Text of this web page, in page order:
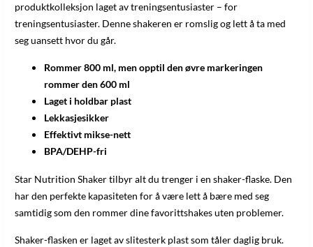
er nødvendig. Spesifikasjoner: Kapasitet: 800 ml, opptil 600 ml ved
den øvre markeringen BPA/DEHP-fri Testet for mattrygghet i
henhold til standard i USA / EU Mikro- og oppvaskmaskinsikker
produktkolleksjon laget av treningsentusiaster – for
treningsentusiaster. Denne shakeren er romslig og lett å ta med
seg uansett hvor du går.
Rommer 800 ml, men opptil den øvre markeringen
rommer den 600 ml
Laget i holdbar plast
Lekkasjesikker
Effektivt mikse-nett
BPA/DEHP-fri
Star Nutrition Shaker tilbyr alt du trenger i en shaker-flaske. Den
har den perfekte kapasiteten for å være lett å bære med seg
samtidig som den rommer dine favorittshakes uten problemer.
Shaker-flasken er laget av slitesterk plast som tåler daglig bruk.